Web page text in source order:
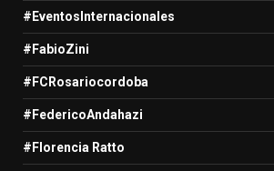
#EventosInternacionales
#FabioZini
#FCRosariocordoba
#FedericoAndahazi
#Florencia Ratto